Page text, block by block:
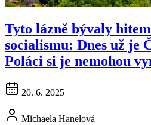
Tyto lázně bývaly
socialismu: Dnes už je
Poláci si je nemohou
20. 6. 2025
Michaela Hanelová